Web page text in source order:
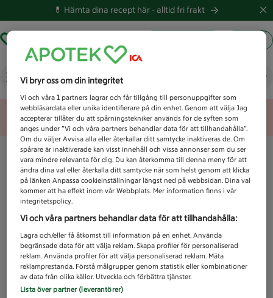
💊 Hämta dina recept här -alltid fri frakt
Vad letar du efter idag?
Unknown error
Vi bryr oss om din integritet
Vi och våra1 partners lagrar och får tillgång till personuppgifter som
webbläsardata eller unika identifierare på din enhet. Genom att välja Jag
accepterar tillåter du att spårningstekniker används för de syften som
anges under ”Vi och våra partners behandlar data för att tillhandahålla”.
Om du väljer Avvisa alla eller återkallar ditt samtycke inaktiveras de. Om
spårare är inaktiverade kan visst innehåll och vissa annonser som du ser
vara mindre relevanta för dig. Du kan återkomma till denna meny för att
ändra dina val eller återkalla ditt samtycke när som helst genom att klicka
på länken Anpassa cookieinställningar längst ned på webbsidan. Dina val
kommer att ha effekt inom vår Webbplats. Mer information finns i vår
integritetspolicy.
Vi och våra partners behandlar data för att tillhandahålla:
Lagra och/eller få åtkomst till information på en enhet. Använda
begränsade data för att välja reklam. Skapa profiler för personaliserad
reklam. Använda profiler för att välja personaliserad reklam. Mäta
reklamprestanda. Förstå målgrupper genom statistik eller kombinationer
av data från olika källor. Utveckla och förbättra tjänster.
Lista över partner (leverantörer)